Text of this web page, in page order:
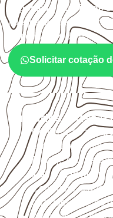
exposição à umidade
adequação deve ser
as condições de uso.
Solicitar cotação
Cuidados antes e
Confirme se a
compatíveis com o
Planeje o corte
1,60 × 2,50 m,
Considere
qualquer corte ou